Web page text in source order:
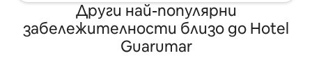
Други най-популярни
забележителности близо до Hotel
Guarumar